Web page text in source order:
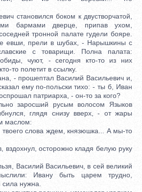
становился боком к двустворчатой,
бармами дверце, припав ухом,
тронной палате гудели бояре.
евши, прели в шубах, - Нарышкины с
с товарищи. Полна палата:
чуют, - сегодня кто-то из них
то полетит в ссылку.
- прошептал Василий Васильевич и,
ему по-польски тихо: - ты б, Иван
патриарха, - он-то за кого?
заросший русым волосом Языков
глядя снизу вверх, - от жары
маслом:
слова ждем, князюшка... А мы-то
осторожно кладя белую руку
Василий Васильевич, в сей великий
Ивану быть царем трудно,
нужна.